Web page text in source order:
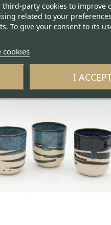
party cookies to improve
related to your
To give your consent to its
cookies
I